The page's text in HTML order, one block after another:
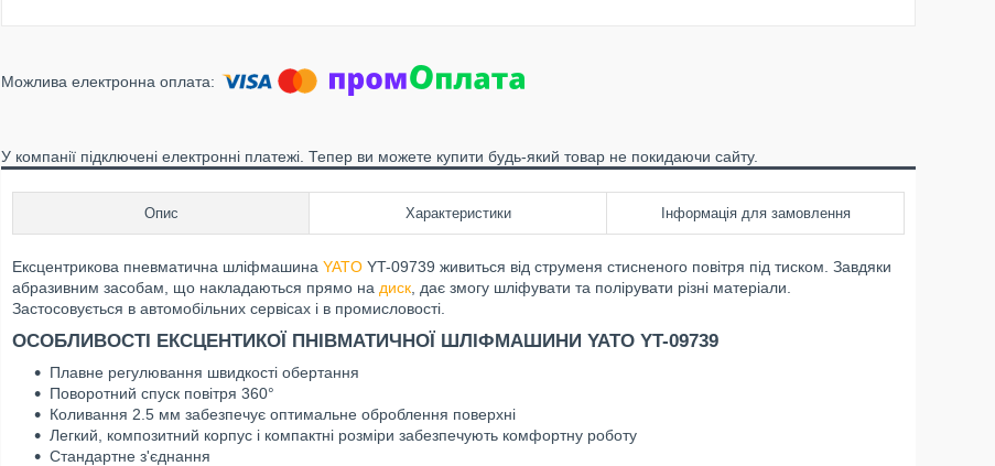
У компанії підключені електронні платежі. Тепер ви можете купити будь-який товар не покидаючи сайту.
Опис Характеристики Інформація для замовлення
Ексцентрикова пневматична шліфмашина YATO YT-09739 живиться від струменя стисненого повітря під тиском. Завдяки
абразивним засобам, що накладаються прямо на диск , дає змогу шліфувати та полірувати різні матеріали.
Застосовується в автомобільних сервісах і в промисловості.
ОСОБЛИВОСТІ ЕКСЦЕНТИКОЇ ПНІВМАТИЧНОЇ ШЛІФМАШИНИ YATO YT-09739
Плавне регулювання швидкості обертання
Поворотний спуск повітря 360°
Коливання 2.5 мм забезпечує оптимальне оброблення поверхні
Легкий, композитний корпус і компактні розміри забезпечують комфортну роботу
Стандартне з'єднання